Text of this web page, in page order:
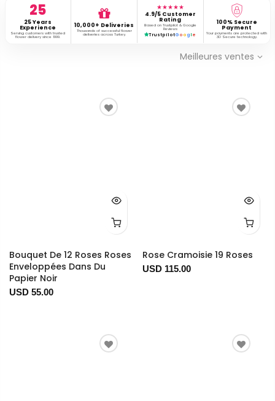
25
25 Years
Experience
Serving customers with trusted
flower delivery since 1999.
10,000+ Deliveries
Thousands of successful flower
deliveries across Turkey.
★★★★★
4.9/5 Customer
Rating
Based on Trustpilot & Google
Reviews
TrustpilotG o o g l e
100% Secure
Payment
Your payments are protected with
3D Secure technology.
Meilleures ventes
Bouquet De 12 Roses Roses
Enveloppées Dans Du
Papier Noir
USD 55.00
Rose Cramoisie 19 Roses
USD 115.00